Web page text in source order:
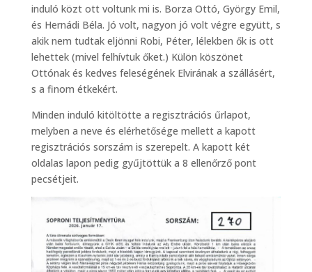
induló közt ott voltunk mi is. Borza Ottó, György Emil,
és Hernádi Béla. Jó volt, nagyon jó volt végre együtt, s
akik nem tudtak eljönni Robi, Péter, lélekben ők is ott
lehettek (mivel felhívtuk őket.) Külön köszönet
Ottónak és kedves feleségének Elvirának a szállásért,
s a finom étkekért.
Minden induló kitöltötte a regisztrációs űrlapot,
melyben a neve és elérhetősége mellett a kapott
regisztrációs sorszám is szerepelt. A kapott két
oldalas lapon pedig gyűjtöttük a 8 ellenőrző pont
pecsétjeit.